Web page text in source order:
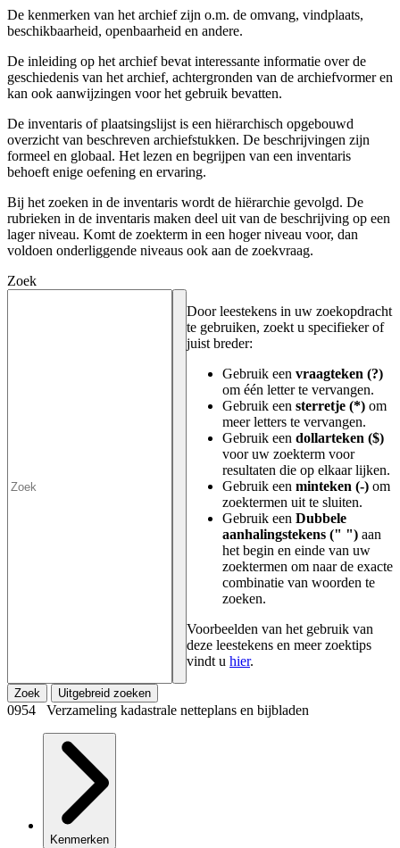
De kenmerken van het archief zijn o.m. de omvang, vindplaats,
beschikbaarheid, openbaarheid en andere.
De inleiding op het archief bevat interessante informatie over de
geschiedenis van het archief, achtergronden van de archiefvormer en
kan ook aanwijzingen voor het gebruik bevatten.
De inventaris of plaatsingslijst is een hiërarchisch opgebouwd
overzicht van beschreven archiefstukken. De beschrijvingen zijn
formeel en globaal. Het lezen en begrijpen van een inventaris
behoeft enige oefening en ervaring.
Bij het zoeken in de inventaris wordt de hiërarchie gevolgd. De
rubrieken in de inventaris maken deel uit van de beschrijving op een
lager niveau. Komt de zoekterm in een hoger niveau voor, dan
voldoen onderliggende niveaus ook aan de zoekvraag.
Zoek
Door leestekens in uw zoekopdracht
te gebruiken, zoekt u specifieker of
juist breder:
Gebruik een vraagteken (?)
om één letter te vervangen.
Gebruik een sterretje (*) om
meer letters te vervangen.
Gebruik een dollarteken ($)
voor uw zoekterm voor
resultaten die op elkaar lijken.
Gebruik een minteken (-) om
zoektermen uit te sluiten.
Gebruik een Dubbele
aanhalingstekens (" ") aan
het begin en einde van uw
zoektermen om naar de exacte
combinatie van woorden te
zoeken.
Voorbeelden van het gebruik van
deze leestekens en meer zoektips
vindt u hier.
Zoek Uitgebreid zoeken
0954 Verzameling kadastrale netteplans en bijbladen
Kenmerken